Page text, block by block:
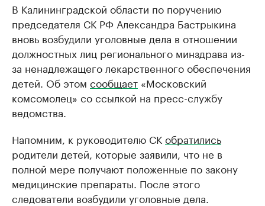
В Калининградской области по поручению
председателя СК РФ Александра Бастрыкина
вновь возбудили уголовные дела в отношении
должностных лиц регионального минздрава из-
за ненадлежащего лекарственного обеспечения
детей. Об этом сообщает «Московский
комсомолец» со ссылкой на пресс-службу
ведомства.
Напомним, к руководителю СКобратились
родители детей, которые заявили, что не в
полной мере получают положенные по закону
медицинские препараты. После этого
следователи возбудили уголовные дела.